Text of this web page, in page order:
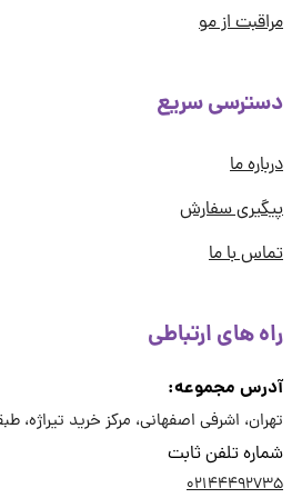
از مو
سریع
ما
سفارش
با ما
های ارتباطی
مجموعه:
اشرفی اصفهانی، مرکز خرید تیراژه، طبقه
تلفن ثابت